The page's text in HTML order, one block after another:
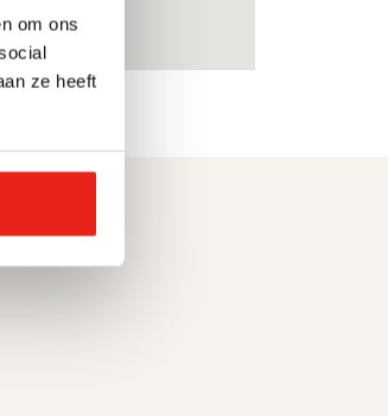
om ons
ze heeft